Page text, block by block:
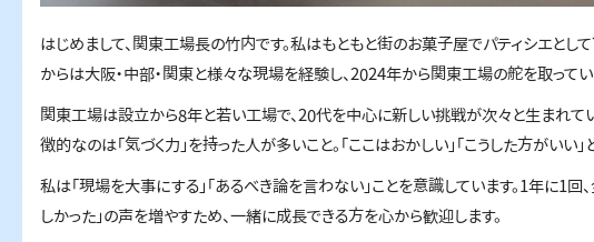
はじめまして、関東工場長の竹内です。私はもともと街のお菓子屋でパティシエとし
からは大阪・中部・関東と様々な現場を経験し、2024年から関東工場の舵を取ってい
関東工場は設立から8年と若い工場で、20代を中心に新しい挑戦が次々と生まれて
徴的なのは「気づく力」を持った人が多いこと。「ここはおかしい」「こうした方がい
私は「現場を大事にする」「あるべき論を言わない」ことを意識しています。1年に1
しかった」の声を増やすため、一緒に成長できる方を心から歓迎します。